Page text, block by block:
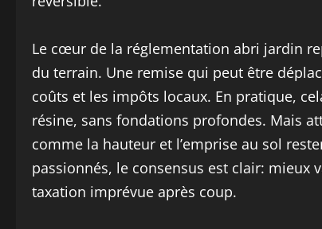
Le cœur de la réglementation abri jardin
du terrain. Une remise qui peut être
coûts et les impôts locaux. En pratique,
résine, sans fondations profondes. Mais
comme la hauteur et l’emprise au sol
passionnés, le consensus est clair:
taxation imprévue après coup.